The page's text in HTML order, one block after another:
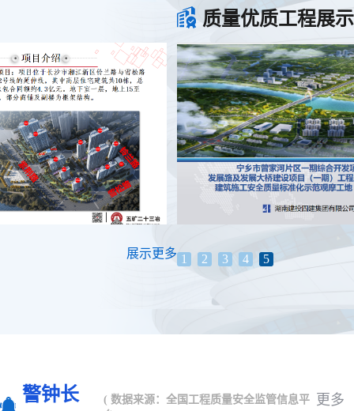
展示更多
质量优质工程展示
1 2 3 4 5
警钟长
( 数据来源：全国工程质量安全监管信息平
更多